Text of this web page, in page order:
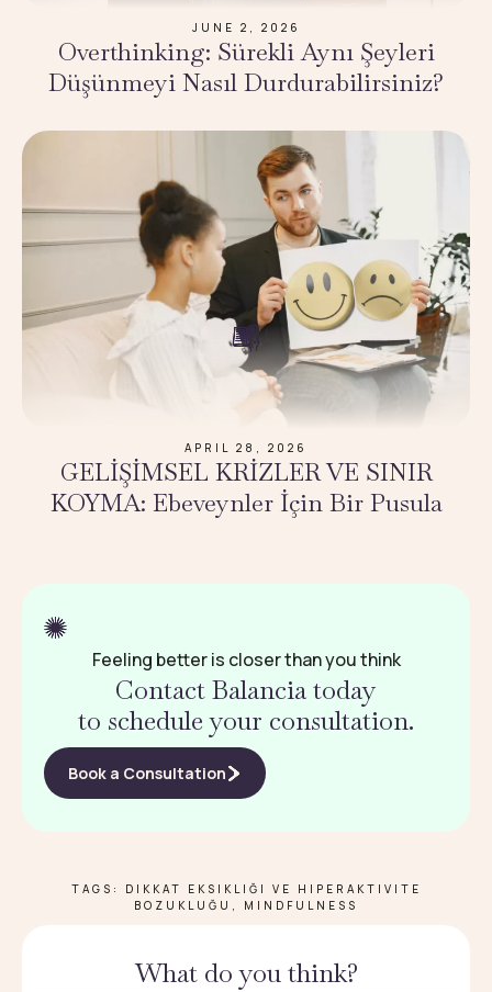
JUNE 2, 2026
Overthinking: Sürekli Aynı Şeyleri
Düşünmeyi Nasıl Durdurabilirsiniz?
APRIL 28, 2026
GELİŞİMSEL KRİZLER VE SINIR
KOYMA: Ebeveynler İçin Bir Pusula
Feeling better is closer than you think
Contact Balancia today
to schedule your consultation.
Book a Consultation
TAGS:
DIKKAT EKSIKLIĞI VE HIPERAKTIVITE
BOZUKLUĞU , MINDFULNESS
What do you think?